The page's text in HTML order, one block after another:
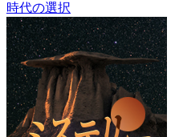
時代の選択